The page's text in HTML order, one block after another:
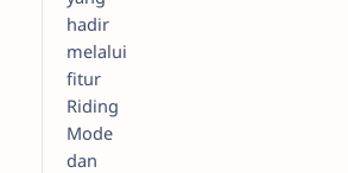
hadir
melalui
fitur
Riding
Mode
dan